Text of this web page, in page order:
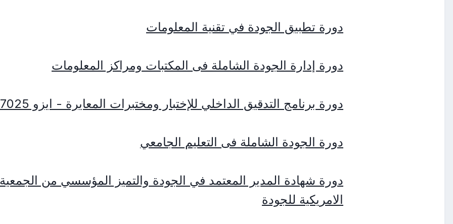
دورة تطبيق الجودة في تقنية المعلومات
دورة إدارة الجودة الشاملة فى المكتبات ومراكز المعلومات
دورة برنامج التدقيق الداخلي للإختبار ومختبرات المعايرة - ايزو 17025
دورة الجودة الشاملة فى التعليم الجامعي
دورة شهادة المدير المعتمد في الجودة والتميز المؤسسي من الجمعية
الامريكية للجودة